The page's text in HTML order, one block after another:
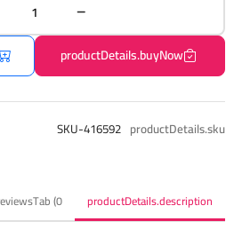
productDetails.buyNow
productDetails.sku
SKU-416592
productDetails.description
(0)